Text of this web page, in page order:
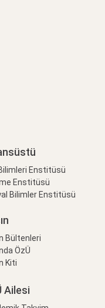
Enstitüsü
Enstitüsü
Bilimler Enstitüsü
Bültenleri
ÖzÜ
Kiti
Ailesi